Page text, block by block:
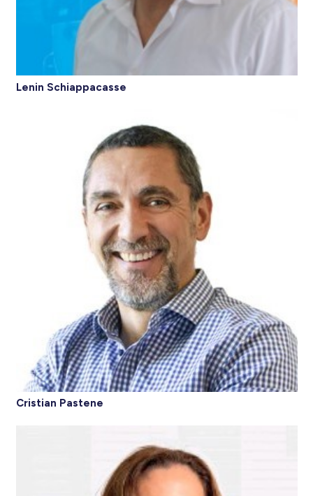
Lenin Schiappacasse
Cristian Pastene